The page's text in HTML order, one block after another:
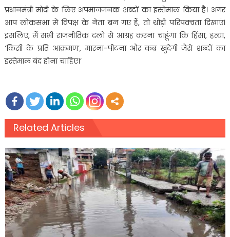
प्रधानमंत्री मोदी के लिए अपमानजनक शब्दों का इस्तेमाल किया है। अगर
आप लोकसभा में विपक्ष के नेता बन गए हैं, तो थोड़ी परिपक्वता दिखाएं।
इसलिए, मैं सभी राजनीतिक दलों से आग्रह करना चाहूंगा कि हिंसा, हत्या,
‘किसी के प्रति आक्रमण’, मारना-पीटना और कब्र खुदेगी जैसे शब्दों का
इस्तेमाल बंद होना चाहिए।’
Related Articles